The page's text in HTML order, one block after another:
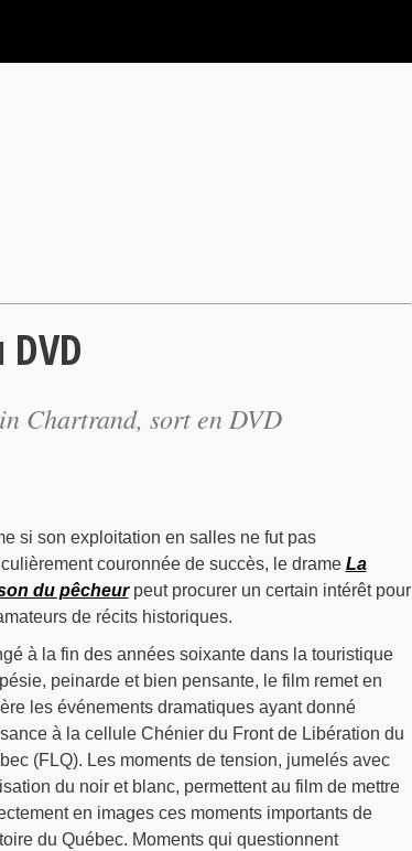
Chartrand, sort en DVD
si son exploitation en salles ne fut pas
couronnée de succès, le drame La
du pêcheurpeut procurer un certain intérêt pour
de récits historiques.
à la fin des années soixante dans la touristique
peinarde et bien pensante, le film remet en
les événements dramatiques ayant donné
à la cellule Chénier du Front de Libération du
(FLQ). Les moments de tension, jumelés avec
du noir et blanc, permettent au film de mettre
en images ces moments importants de
du Québec. Moments qui questionnent